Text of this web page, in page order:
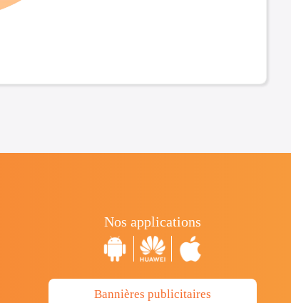
Nos applications
Bannières publicitaires